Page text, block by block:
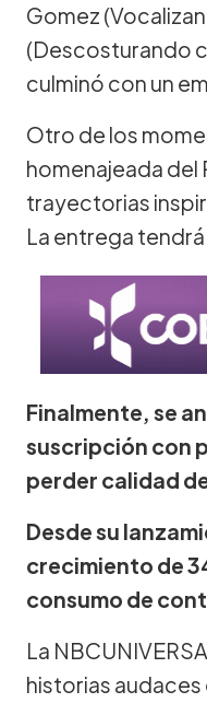
Gomez
(Descosturando
culminó con un
Otro de los
homenajeada del
trayectorias
La entrega
Finalmente, se
suscripción con
perder calidad
Desde su
crecimiento de
consumo de
La
historias